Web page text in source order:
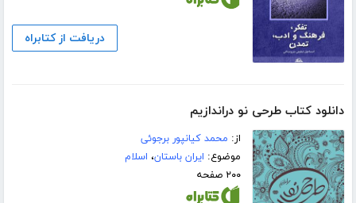
دریافت از کتابراه
دانلود کتاب طرحی نو دراندازیم
از: محمد کیانپور برجوئی
موضوع: ایران باستان، اسلام
۲۰۰ صفحه